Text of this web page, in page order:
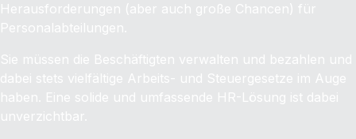
Herausforderungen (aber auch große Chancen) für
Personalabteilungen.
Sie müssen die Beschäftigten verwalten und bezahlen und
dabei stets vielfältige Arbeits- und Steuergesetze im Auge
haben. Eine solide und umfassende HR-Lösung ist dabei
unverzichtbar.